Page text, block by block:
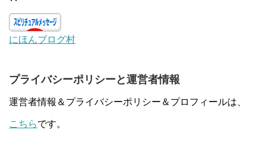
にほんブログ村
プライバシーポリシーと運営者情報
運営者情報＆プライバシーポリシー＆プロフィールは、
こちらです。